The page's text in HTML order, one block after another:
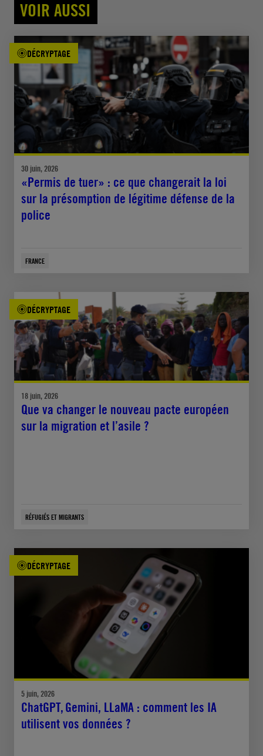
VOIR AUSSI
DÉCRYPTAGE
30 juin, 2026
«Permis de tuer» : ce que changerait la loi
sur la présomption de légitime défense de la
police
FRANCE
DÉCRYPTAGE
18 juin, 2026
Que va changer le nouveau pacte européen
sur la migration et l’asile ?
RÉFUGIÉS ET MIGRANTS
DÉCRYPTAGE
5 juin, 2026
ChatGPT, Gemini, LLaMA : comment les IA
utilisent vos données ?